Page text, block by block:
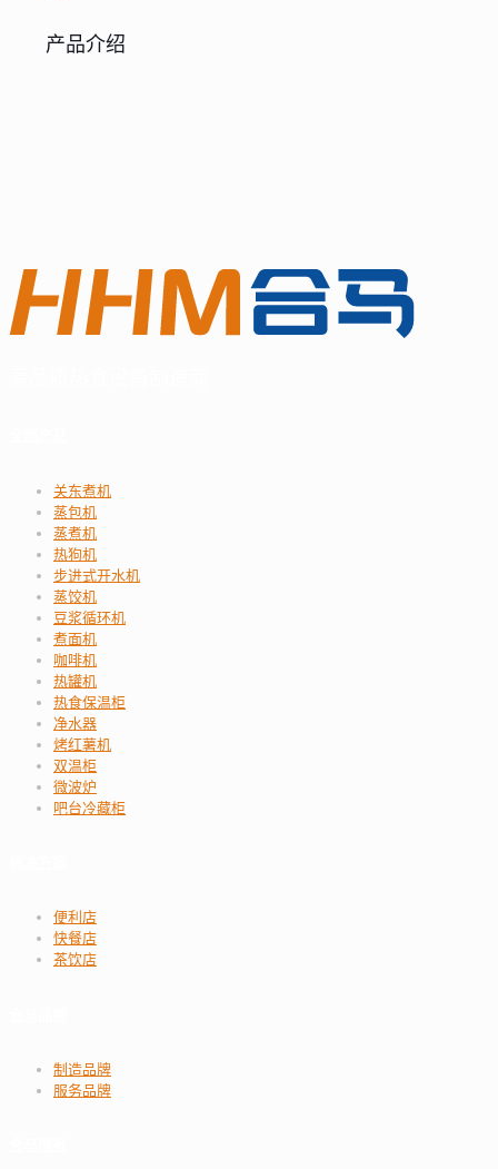
产品介绍
关东煮机
蒸包机
蒸煮机
热狗机
步进式开水机
蒸饺机
豆浆循环机
煮面机
咖啡机
热罐机
热食保温柜
净水器
烤红薯机
双温柜
微波炉
吧台冷藏柜
便利店
快餐店
茶饮店
制造品牌
服务品牌